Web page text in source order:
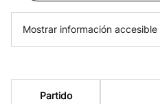
Mostrar información accesible
Partido